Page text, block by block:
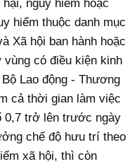
nguy hiểm hoặc
hiểm thuộc danh mục
Xã hội ban hành hoặc
có điều kiện kinh
Lao động - Thương
cả thời gian làm việc
0,7 trở lên trước ngày
chế độ hưu trí theo
xã hội, thì còn